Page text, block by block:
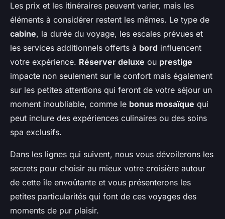
Les prix et les itinéraires peuvent varier, mais les
éléments à considérer restent les mêmes. Le type de
cabine, la durée du voyage, les escales prévues et
les services additionnels offerts à bord influencent
votre expérience. Réserver deluxe ou prestige
impacte non seulement sur le confort mais également
sur les petites attentions qui feront de votre séjour un
moment inoubliable, comme le bonus mosaïque qui
peut inclure des expériences culinaires ou des soins
spa exclusifs.
Dans les lignes qui suivent, nous vous dévoilerons les
secrets pour choisir au mieux votre croisière autour
de cette île envoûtante et vous présenterons les
petites particularités qui font de ces voyages des
moments de pur plaisir.